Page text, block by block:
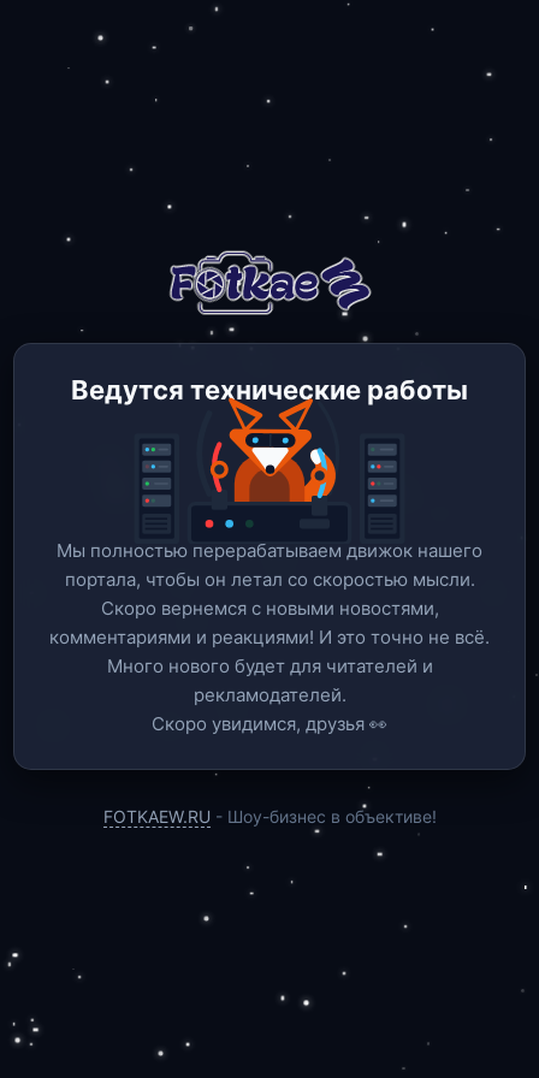
Ведутся технические работы
Мы полностью перерабатываем движок нашего
портала, чтобы он летал со скоростью мысли.
Скоро вернемся c новыми новостями,
комментариями и реакциями! И это точно не всё.
Много нового будет для читателей и
рекламодателей.
Скоро увидимся, друзья 👀
FOTKAEW.RU - Шоу-бизнес в объективе!